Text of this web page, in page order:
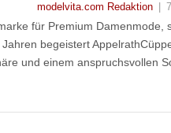
modelvita.com Redaktion
für Premium Damenmode,
begeistert
und einem anspruchsvollen